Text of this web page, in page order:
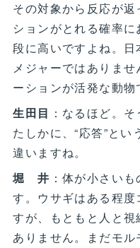
その対象から反応が
ションがとれる確率
段に高いですよね。
メジャーではありま
ーションが活発な動物
生田目 ：なるほど。
たしかに、“応答”とい
違いますね。
堀 井 ：体が小さい
す。ウサギはある程度
すが、もともと人と
ありません。まだモ